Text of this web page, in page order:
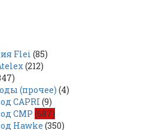
Flei (85)
(212)
(прочее) (4)
CAPRI (9)
CMP (687)
Hawke (350)